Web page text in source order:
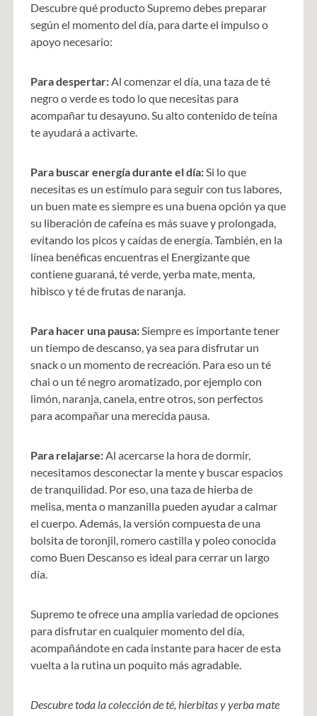
Descubre qué producto Supremo debes preparar
según el momento del día, para darte el impulso o
apoyo necesario:
Para despertar:Al comenzar el día, una taza de té
negro o verde es todo lo que necesitas para
acompañar tu desayuno. Su alto contenido de teína
te ayudará a activarte.
Para buscar energía durante el día:Si lo que
necesitas es un estímulo para seguir con tus labores,
un buen mate es siempre es una buena opción ya que
su liberación de cafeína es más suave y prolongada,
evitando los picos y caídas de energía. También, en la
línea benéficas encuentras el Energizante que
contiene guaraná, té verde, yerba mate, menta,
hibisco y té de frutas de naranja.
Para hacer una pausa:Siempre es importante tener
un tiempo de descanso, ya sea para disfrutar un
snack o un momento de recreación. Para eso un té
chai o un té negro aromatizado, por ejemplo con
limón, naranja, canela, entre otros, son perfectos
para acompañar una merecida pausa.
Para relajarse:Al acercarse la hora de dormir,
necesitamos desconectar la mente y buscar espacios
de tranquilidad. Por eso, una taza de hierba de
melisa, menta o manzanilla pueden ayudar a calmar
el cuerpo. Además, la versión compuesta de una
bolsita de toronjil, romero castilla y poleo conocida
como Buen Descanso es ideal para cerrar un largo
día.
Supremo te ofrece una amplia variedad de opciones
para disfrutar en cualquier momento del día,
acompañándote en cada instante para hacer de esta
vuelta a la rutina un poquito más agradable.
Descubre toda la colección de té, hierbitas y yerba mate